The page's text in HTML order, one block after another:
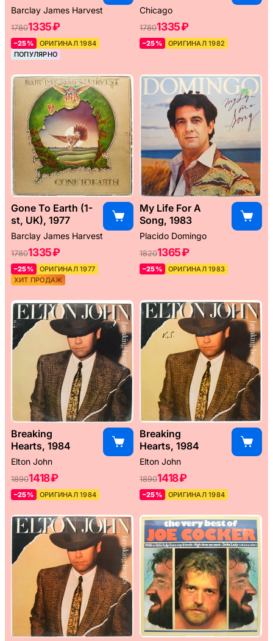
Barclay James Harvest
17801335 ₽
–25%
ОРИГИНАЛ 1984
ПОПУЛЯРНО
Chicago
17801335 ₽
–25% ОРИГИНАЛ 1982
Gone To Earth (1-
st, UK), 1977
Barclay James Harvest
17801335 ₽
–25%
ОРИГИНАЛ 1977
ХИТ ПРОДАЖ
My Life For A
Song, 1983
Placido Domingo
18201365 ₽
–25% ОРИГИНАЛ 1983
Breaking
Hearts, 1984
Elton John
18901418 ₽
–25% ОРИГИНАЛ 1984
Breaking
Hearts, 1984
Elton John
18901418 ₽
–25% ОРИГИНАЛ 1984